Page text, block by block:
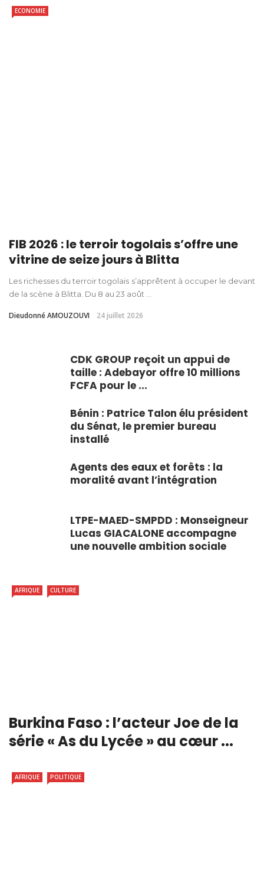
ECONOMIE
FIB 2026 : le terroir togolais s’offre une
vitrine de seize jours à Blitta
Les richesses du terroir togolais s’apprêtent à occuper le devant
de la scène à Blitta. Du 8 au 23 août ...
Dieudonné AMOUZOUVI 24 juillet 2026
CDK GROUP reçoit un appui de
taille : Adebayor offre 10 millions
FCFA pour le ...
Bénin : Patrice Talon élu président
du Sénat, le premier bureau
installé
Agents des eaux et forêts : la
moralité avant l’intégration
LTPE-MAED-SMPDD : Monseigneur
Lucas GIACALONE accompagne
une nouvelle ambition sociale
AFRIQUE CULTURE
Burkina Faso : l’acteur Joe de la
série « As du Lycée » au cœur ...
AFRIQUE POLITIQUE